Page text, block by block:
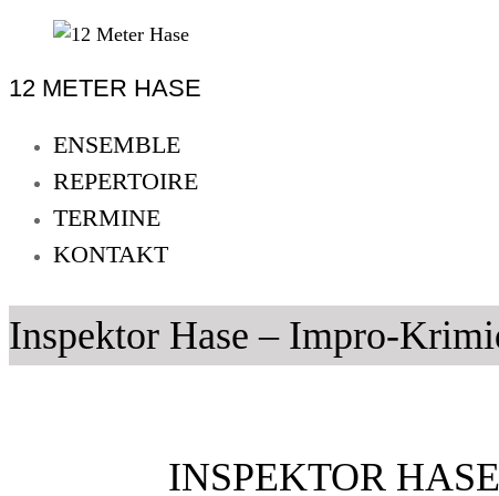
content
Meter
Improtheater
Oldenburg
12 METER HASE
ENSEMBLE
REPERTOIRE
TERMINE
KONTAKT
Inspektor Hase – Impro-
INSPEKTOR